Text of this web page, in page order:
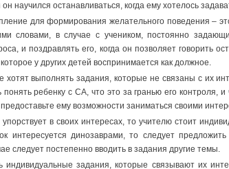
научился останавливаться, когда ему хотелось
для формирования желательного поведения –
словами, в случае с учеником, постоянно
и поздравлять его, когда он позволяет
у других детей воспринимается как должное.
хотят выполнять задания, которые не связаны с их
понять ребенку с СА, что это за гранью его
ему возможности заниматься своими
в своих интересах, то учителю стоит
интересуется динозаврами, то следует
следует постепенно вводить в задания другие темы.
индивидуальные задания, которые связывают их